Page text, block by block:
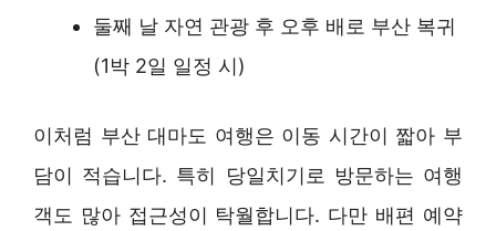
둘째 날 자연 관광 후 오후 배로 부산 복귀
(1박 2일 일정 시)
이처럼 부산 대마도 여행은 이동 시간이 짧아 부
담이 적습니다. 특히 당일치기로 방문하는 여행
객도 많아 접근성이 탁월합니다. 다만 배편 예약